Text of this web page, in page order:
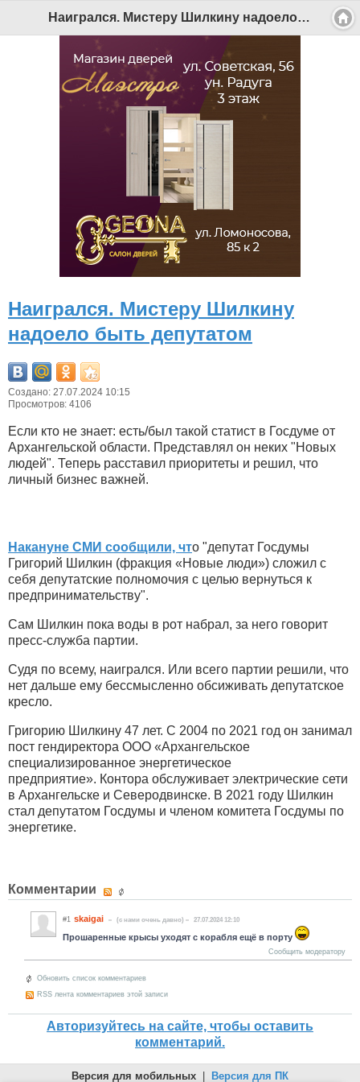
Наигрался. Мистеру Шилкину надоело быть депутатом - Беломорканал Северодвинск tv29.ru
Наигрался. Мистеру Шилкину
надоело быть депутатом
Создано: 27.07.2024 10:15
Просмотров: 4106
Если кто не знает: есть/был такой статист в Госдуме от
Архангельской области. Представлял он неких "Новых
людей". Теперь расставил приоритеты и решил, что
личный бизнес важней.
Накануне СМИ сообщили, что "депутат Госдумы
Григорий Шилкин (фракция «Новые люди») сложил с
себя депутатские полномочия с целью вернуться к
предпринимательству".
Сам Шилкин пока воды в рот набрал, за него говорит
пресс-служба партии.
Судя по всему, наигрался. Или всего партии решили, что
нет дальше ему бессмысленно обсиживать депутатское
кресло.
Григорию Шилкину 47 лет. С 2004 по 2021 год он занимал
пост гендиректора ООО «Архангельское
специализированное энергетическое
предприятие». Контора обслуживает электрические сети
в Архангельске и Северодвинске. В 2021 году Шилкин
стал депутатом Госдумы и членом комитета Госдумы по
энергетике.
Комментарии
#1 skaigai (c нами очень давно) 27.07.2024 12:10
Прошаренные крысы уходят с корабля ещё в порту
Сообщить модератору
Обновить список комментариев
RSS лента комментариев этой записи
Авторизуйтесь на сайте, чтобы оставить
комментарий.
Версия для мобильных Версия для ПК